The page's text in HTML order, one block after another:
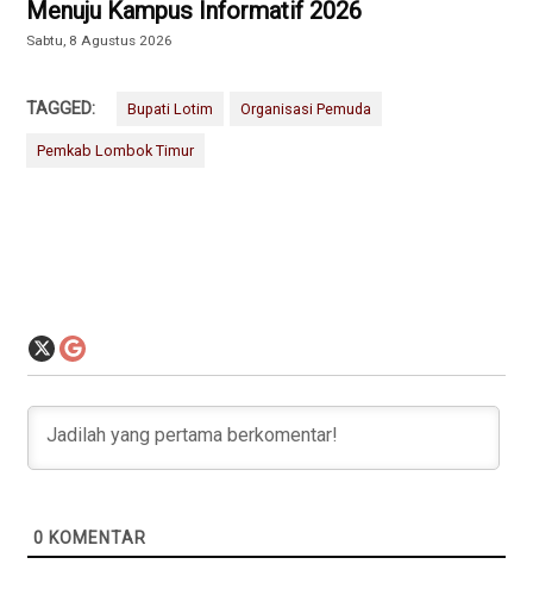
Menuju Kampus Informatif 2026
Sabtu, 8 Agustus 2026
TAGGED: Bupati Lotim Organisasi Pemuda
Pemkab Lombok Timur
0 KOMENTAR